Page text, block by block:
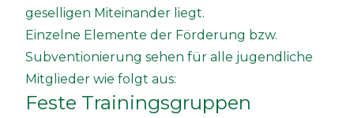
geselligen Miteinander liegt.
Einzelne Elemente der Förderung bzw.
Subventionierung sehen für alle jugendliche
Mitglieder wie folgt aus:
Feste Trainingsgruppen